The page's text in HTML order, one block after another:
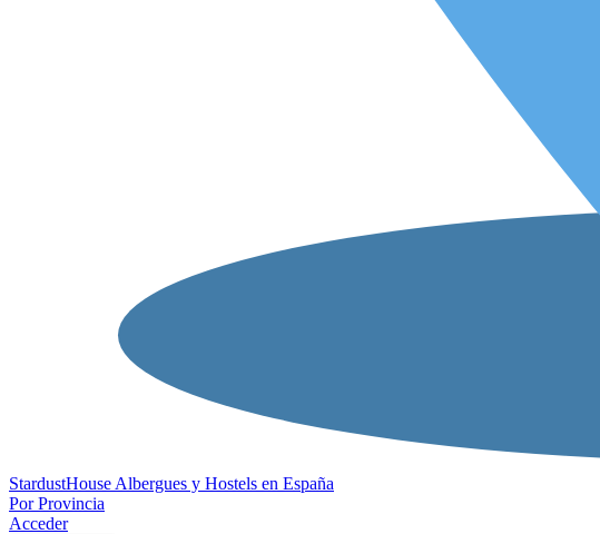
StardustHouse Albergues y Hostels en España
Por Provincia
Acceder